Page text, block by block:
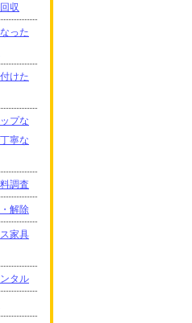
収
った
けた
プな
寧な
調査
解除
家具
タル